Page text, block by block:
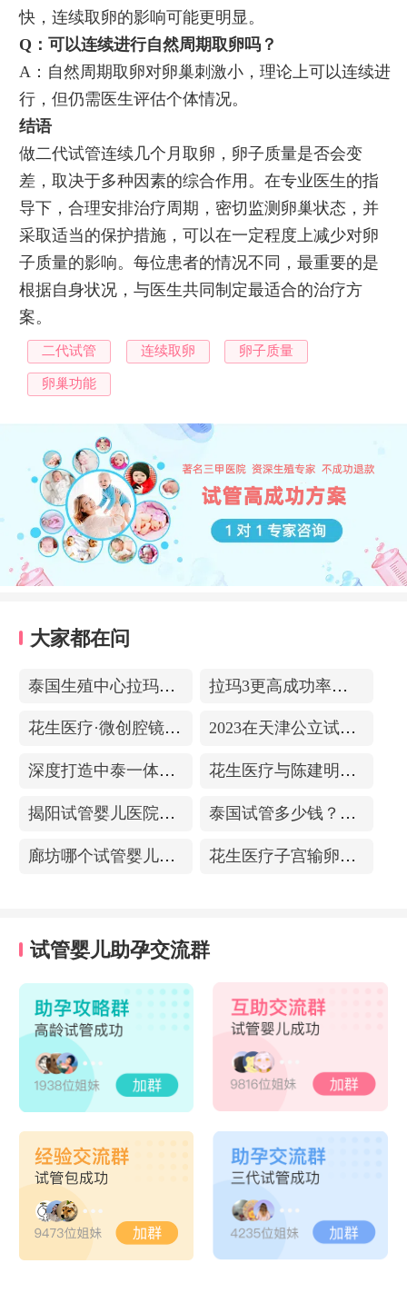
快，连续取卵的影响可能更明显。
Q：可以连续进行自然周期取卵吗？
A：自然周期取卵对卵巢刺激小，理论上可以连续进
行，但仍需医生评估个体情况。
结语
做二代试管连续几个月取卵，卵子质量是否会变
差，取决于多种因素的综合作用。在专业医生的指
导下，合理安排治疗周期，密切监测卵巢状态，并
采取适当的保护措施，可以在一定程度上减少对卵
子质量的影响。每位患者的情况不同，最重要的是
根据自身状况，与医生共同制定最适合的治疗方
案。
二代试管 连续取卵 卵子质量
卵巢功能
大家都在问
泰国生殖中心拉玛3-更高成功率的保障-治愈系的医院环境 拉玛3更高成功率的保障——泰国超强实验室
花生医疗·微创腔镜中心 2023在天津公立试管医院排名，附带费用明细
深度打造中泰一体化医疗体系！花生医疗中国专家团赴泰考察交流 花生医疗与陈建明教授达成战略合作，共促精准保胎事业发展
揭阳试管婴儿医院排名，附带试管成功率 泰国试管多少钱？收费包含什么项目？不成功能退款？
廊坊哪个试管婴儿医院可以包成功？内附试管费用! 花生医疗子宫输卵管造影中心
试管婴儿助孕交流群